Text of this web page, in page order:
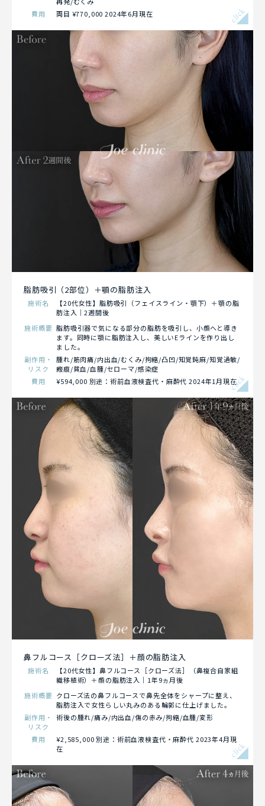
費用
両目 ¥770,000 2024年6月現在 click
脂肪吸引（2部位）＋顎の脂肪注入
施術名
【20代女性】脂肪吸引（フェイスライン・顎下）＋顎の脂
肪注入｜2週間後
施術概要 脂肪吸引器で気になる部分の脂肪を吸引し、小顔へと導き
ます。同時に顎に脂肪注入し、美しいEラインを作り出し
ました。
副作用・
リスク
腫れ/筋肉痛/内出血/むくみ/拘縮/凸凹/知覚鈍麻/知覚過敏/
瘢痕/貧血/血腫/セローマ/感染症
費用
¥594,000 別途：術前血液検査代・麻酔代 2024年1月現在click
鼻フルコース［クローズ法］＋顔の脂肪注入
施術名
【20代女性】鼻フルコース［クローズ法］（鼻複合自家組
織移植術）＋顔の脂肪注入｜1年9ヵ月後
施術概要 クローズ法の鼻フルコースで鼻先全体をシャープに整え、
脂肪注入で女性らしい丸みのある輪郭に仕上げました。
副作用・
リスク
術後の腫れ/痛み/内出血/傷の赤み/拘縮/血腫/変形
費用
¥2,585,000 別途：術前血液検査代・麻酔代 2023年4月現
在
click